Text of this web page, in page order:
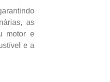
as
motor e
e a